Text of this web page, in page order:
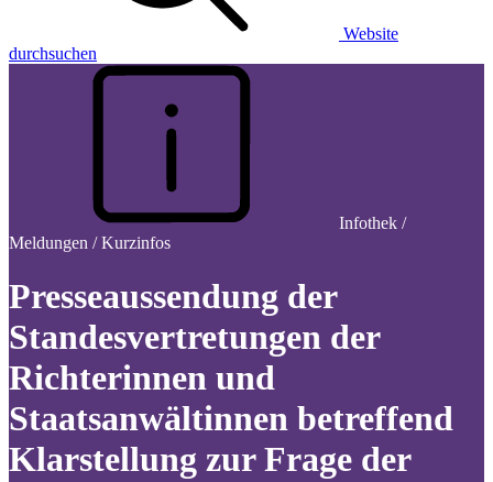
Website
durchsuchen
Infothek /
Meldungen / Kurzinfos
Presseaussendung der
Standesvertretungen der
Richterinnen und
Staatsanwältinnen betreffend
Klarstellung zur Frage der